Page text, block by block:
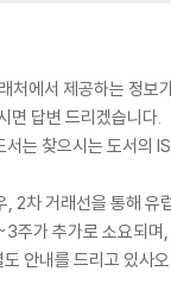
처에서 제공하는 정보
면 답변 드리겠습니다.
는 찾으시는 도서의
2차 거래선을 통해 유
주가 추가로 소요되며
안내를 드리고 있사